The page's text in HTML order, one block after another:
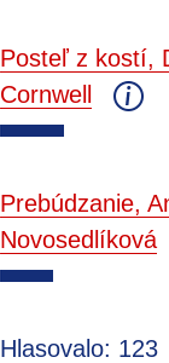
Posteľ z kostí,
Cornwell
Prebúdzanie,
Novosedlíková
Hlasovalo: 123